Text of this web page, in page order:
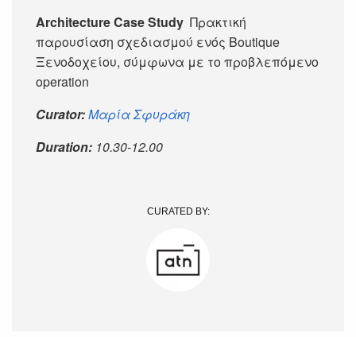
Architecture Case Study Πρακτική
παρουσίαση σχεδιασμού ενός Boutique
Ξενοδοχείου, σύμφωνα με το προβλεπόμενο
operation
Curator:Μαρία Σφυράκη
Duration: 10.30-12.00
CURATED BY: